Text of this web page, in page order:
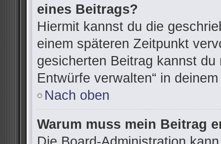
eines Beitrags?
Hiermit kannst du die
einem späteren Zeitpunkt
gesicherten Beitrag kannst
Entwürfe verwalten“ in
Nach oben
Warum muss mein Beitrag